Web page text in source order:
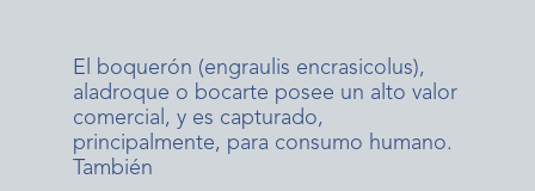
El boquerón (engraulis encrasicolus),
aladroque o bocarte posee un alto valor
comercial, y es capturado,
principalmente, para consumo humano.
También